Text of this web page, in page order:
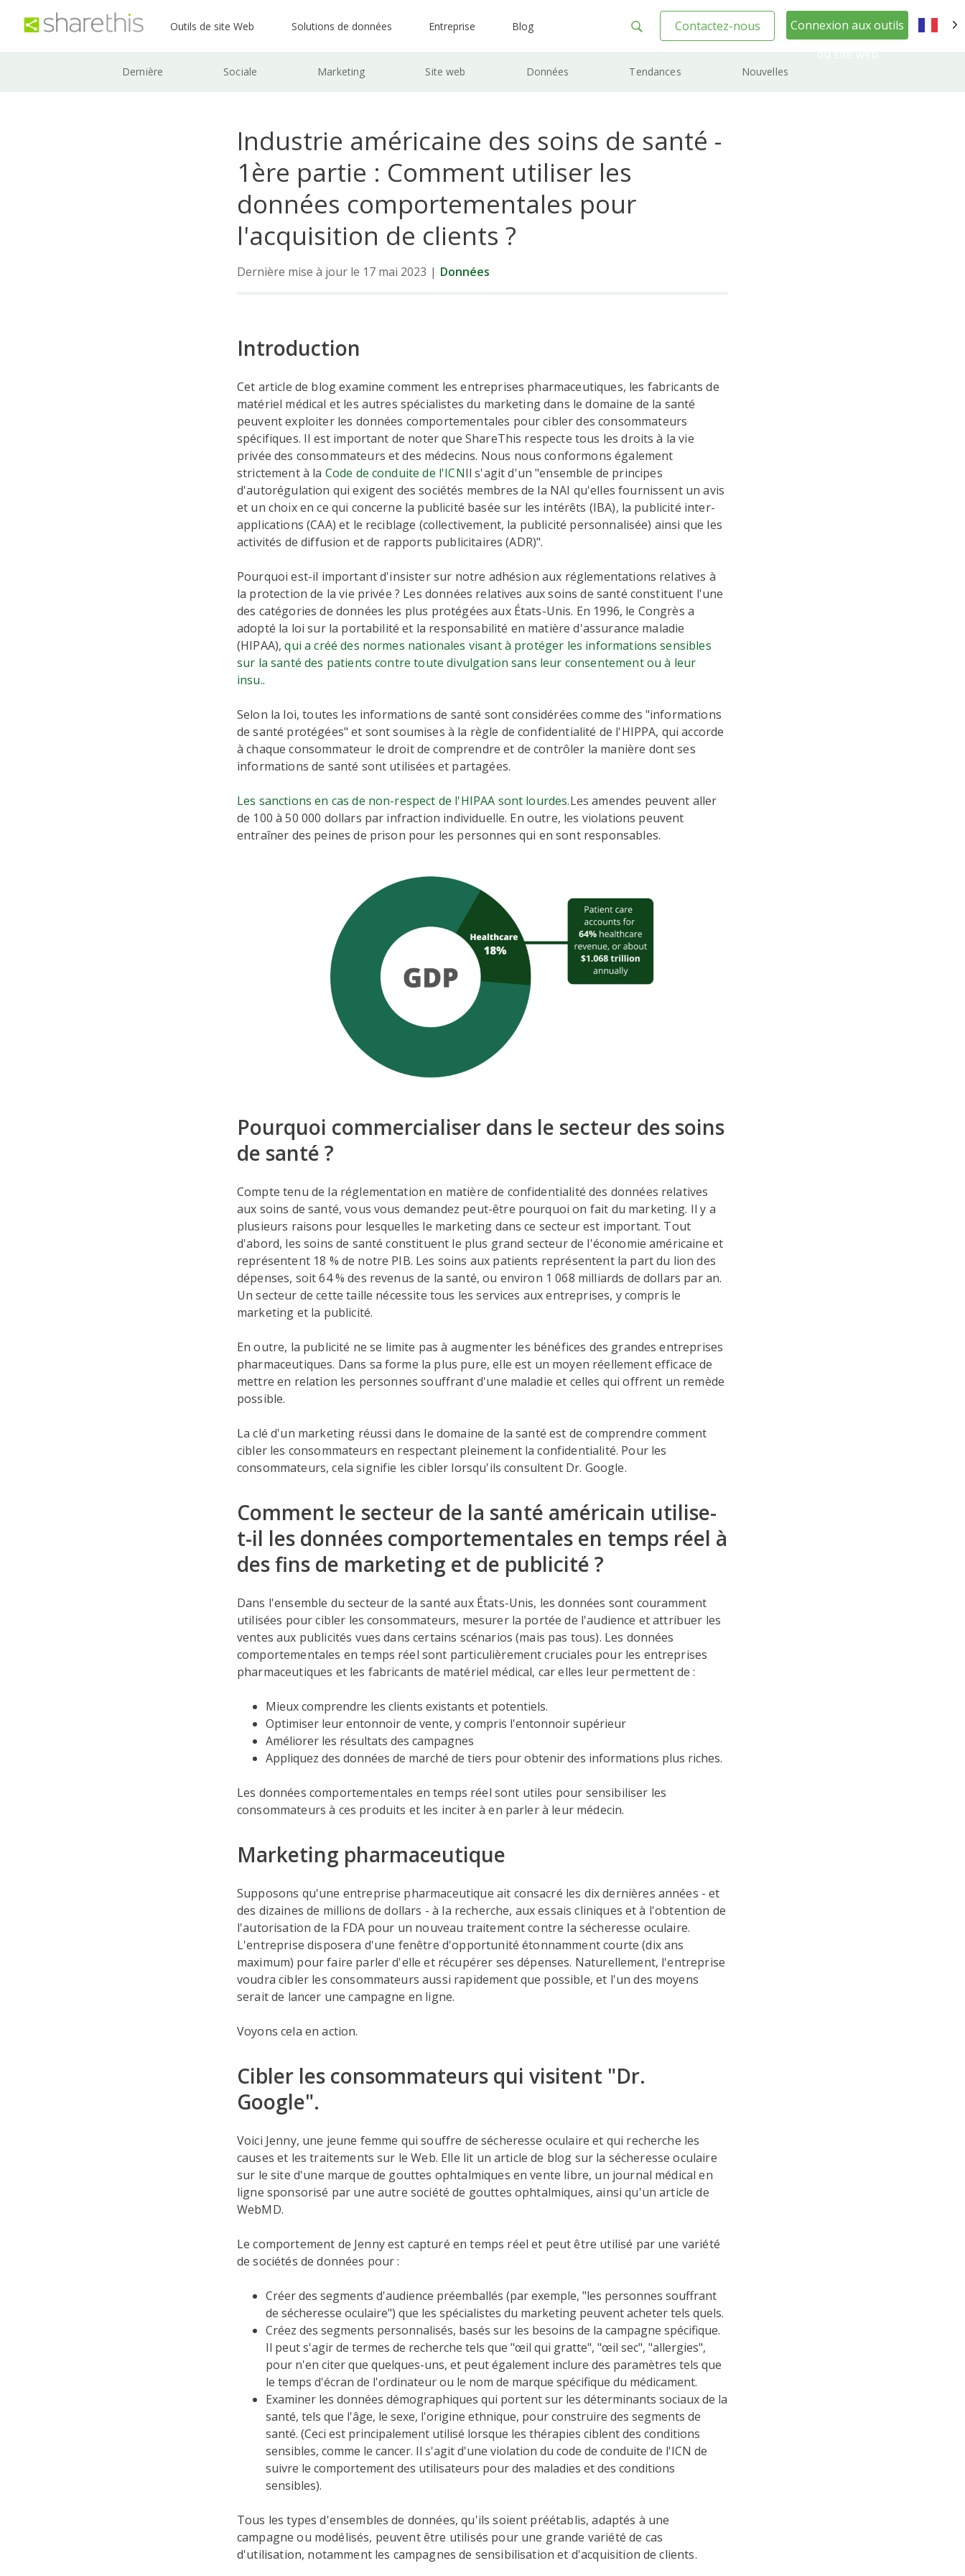
Outils de site Web Solutions de données Entreprise Blog Contactez-nous
Connexion aux outils
Dernière Sociale Marketing Site web Données Tendances Nouvelles
Industrie américaine des soins de santé -
1ère partie : Comment utiliser les
données comportementales pour
l'acquisition de clients ?
Dernière mise à jour le 17 mai 2023 | Données
Introduction
Cet article de blog examine comment les entreprises pharmaceutiques, les fabricants de
matériel médical et les autres spécialistes du marketing dans le domaine de la santé
peuvent exploiter les données comportementales pour cibler des consommateurs
spécifiques. Il est important de noter que ShareThis respecte tous les droits à la vie
privée des consommateurs et des médecins. Nous nous conformons également
strictement à la Code de conduite de l'ICNIl s'agit d'un "ensemble de principes
d'autorégulation qui exigent des sociétés membres de la NAI qu'elles fournissent un avis
et un choix en ce qui concerne la publicité basée sur les intérêts (IBA), la publicité inter-
applications (CAA) et le reciblage (collectivement, la publicité personnalisée) ainsi que les
activités de diffusion et de rapports publicitaires (ADR)".
Pourquoi est-il important d'insister sur notre adhésion aux réglementations relatives à
la protection de la vie privée ? Les données relatives aux soins de santé constituent l'une
des catégories de données les plus protégées aux États-Unis. En 1996, le Congrès a
adopté la loi sur la portabilité et la responsabilité en matière d'assurance maladie
(HIPAA),qui a créé des normes nationales visant à protéger les informations sensibles
sur la santé des patients contre toute divulgation sans leur consentement ou à leur
insu..
Selon la loi, toutes les informations de santé sont considérées comme des "informations
de santé protégées" et sont soumises à la règle de confidentialité de l'HIPPA, qui accorde
à chaque consommateur le droit de comprendre et de contrôler la manière dont ses
informations de santé sont utilisées et partagées.
Les sanctions en cas de non-respect de l'HIPAA sont lourdes.Les amendes peuvent aller
de 100 à 50 000 dollars par infraction individuelle. En outre, les violations peuvent
entraîner des peines de prison pour les personnes qui en sont responsables.
Pourquoi commercialiser dans le secteur des soins
de santé ?
Compte tenu de la réglementation en matière de confidentialité des données relatives
aux soins de santé, vous vous demandez peut-être pourquoi on fait du marketing. Il y a
plusieurs raisons pour lesquelles le marketing dans ce secteur est important. Tout
d'abord, les soins de santé constituent le plus grand secteur de l'économie américaine et
représentent 18 % de notre PIB. Les soins aux patients représentent la part du lion des
dépenses, soit 64 % des revenus de la santé, ou environ 1 068 milliards de dollars par an.
Un secteur de cette taille nécessite tous les services aux entreprises, y compris le
marketing et la publicité.
En outre, la publicité ne se limite pas à augmenter les bénéfices des grandes entreprises
pharmaceutiques. Dans sa forme la plus pure, elle est un moyen réellement efficace de
mettre en relation les personnes souffrant d'une maladie et celles qui offrent un remède
possible.
La clé d'un marketing réussi dans le domaine de la santé est de comprendre comment
cibler les consommateurs en respectant pleinement la confidentialité. Pour les
consommateurs, cela signifie les cibler lorsqu'ils consultent Dr. Google.
Comment le secteur de la santé américain utilise-
t-il les données comportementales en temps réel à
des fins de marketing et de publicité ?
Dans l'ensemble du secteur de la santé aux États-Unis, les données sont couramment
utilisées pour cibler les consommateurs, mesurer la portée de l'audience et attribuer les
ventes aux publicités vues dans certains scénarios (mais pas tous). Les données
comportementales en temps réel sont particulièrement cruciales pour les entreprises
pharmaceutiques et les fabricants de matériel médical, car elles leur permettent de :
Mieux comprendre les clients existants et potentiels.
Optimiser leur entonnoir de vente, y compris l'entonnoir supérieur
Améliorer les résultats des campagnes
Appliquez des données de marché de tiers pour obtenir des informations plus riches.
Les données comportementales en temps réel sont utiles pour sensibiliser les
consommateurs à ces produits et les inciter à en parler à leur médecin.
Marketing pharmaceutique
Supposons qu'une entreprise pharmaceutique ait consacré les dix dernières années - et
des dizaines de millions de dollars - à la recherche, aux essais cliniques et à l'obtention de
l'autorisation de la FDA pour un nouveau traitement contre la sécheresse oculaire.
L'entreprise disposera d'une fenêtre d'opportunité étonnamment courte (dix ans
maximum) pour faire parler d'elle et récupérer ses dépenses. Naturellement, l'entreprise
voudra cibler les consommateurs aussi rapidement que possible, et l'un des moyens
serait de lancer une campagne en ligne.
Voyons cela en action.
Cibler les consommateurs qui visitent "Dr.
Google".
Voici Jenny, une jeune femme qui souffre de sécheresse oculaire et qui recherche les
causes et les traitements sur le Web. Elle lit un article de blog sur la sécheresse oculaire
sur le site d'une marque de gouttes ophtalmiques en vente libre, un journal médical en
ligne sponsorisé par une autre société de gouttes ophtalmiques, ainsi qu'un article de
WebMD.
Le comportement de Jenny est capturé en temps réel et peut être utilisé par une variété
de sociétés de données pour :
Créer des segments d'audience préemballés (par exemple, "les personnes souffrant
de sécheresse oculaire") que les spécialistes du marketing peuvent acheter tels quels.
Créez des segments personnalisés, basés sur les besoins de la campagne spécifique.
Il peut s'agir de termes de recherche tels que "œil qui gratte", "œil sec", "allergies",
pour n'en citer que quelques-uns, et peut également inclure des paramètres tels que
le temps d'écran de l'ordinateur ou le nom de marque spécifique du médicament.
Examiner les données démographiques qui portent sur les déterminants sociaux de la
santé, tels que l'âge, le sexe, l'origine ethnique, pour construire des segments de
santé. (Ceci est principalement utilisé lorsque les thérapies ciblent des conditions
sensibles, comme le cancer. Il s'agit d'une violation du code de conduite de l'ICN de
suivre le comportement des utilisateurs pour des maladies et des conditions
sensibles).
Tous les types d'ensembles de données, qu'ils soient préétablis, adaptés à une
campagne ou modélisés, peuvent être utilisés pour une grande variété de cas
d'utilisation, notamment les campagnes de sensibilisation et d'acquisition de clients.